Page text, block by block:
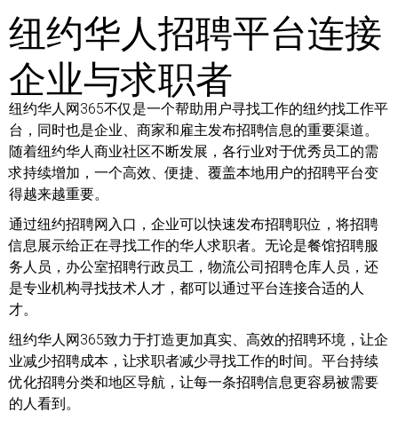
纽约华人招聘平台连接
企业与求职者
纽约华人网365不仅是一个帮助用户寻找工作的纽约找工作平
台，同时也是企业、商家和雇主发布招聘信息的重要渠道。
随着纽约华人商业社区不断发展，各行业对于优秀员工的需
求持续增加，一个高效、便捷、覆盖本地用户的招聘平台变
得越来越重要。
通过纽约招聘网入口，企业可以快速发布招聘职位，将招聘
信息展示给正在寻找工作的华人求职者。无论是餐馆招聘服
务人员，办公室招聘行政员工，物流公司招聘仓库人员，还
是专业机构寻找技术人才，都可以通过平台连接合适的人
才。
纽约华人网365致力于打造更加真实、高效的招聘环境，让企
业减少招聘成本，让求职者减少寻找工作的时间。平台持续
优化招聘分类和地区导航，让每一条招聘信息更容易被需要
的人看到。